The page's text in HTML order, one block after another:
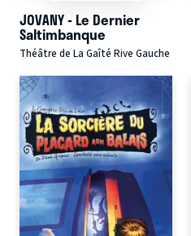
JOVANY - Le Dernier
Saltimbanque
Théâtre de La Gaîté Rive Gauche